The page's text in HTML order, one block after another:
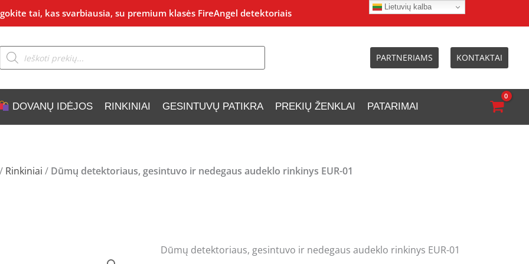
tai, kas svarbiausia, su premium klasės FireAngel detektoriais
Products
search PARTNERIAMS KONTAKTAI
DOVANŲ IDĖJOS RINKINIAI GESINTUVŲ PATIKRA PREKIŲ ŽENKLAI PATARIMAI
/ Rinkiniai / Dūmų detektoriaus, gesintuvo ir nedegaus audeklo rinkinys EUR-01
Dūmų detektoriaus, gesintuvo ir nedegaus audeklo rinkinys EUR-01
OriginalCurrent
produkto
Lietuvių kalba